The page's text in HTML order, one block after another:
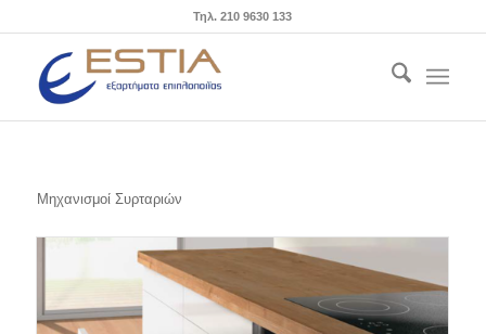
Τηλ. 210 9630 133
Μηχανισμοί Συρταριών